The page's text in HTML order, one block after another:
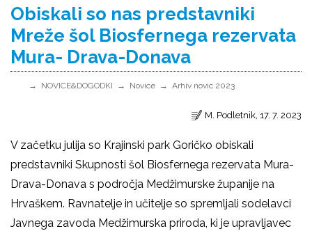
Obiskali so nas predstavniki
Mreže šol Biosfernega rezervata
Mura- Drava-Donava
NOVICE&DOGODKI Novice Arhiv novic 2023
M. Podletnik, 17. 7. 2023
V začetku julija so Krajinski park Goričko obiskali
predstavniki Skupnosti šol Biosfernega rezervata Mura-
Drava-Donava s področja Medžimurske županije na
Hrvaškem. Ravnatelje in učitelje so spremljali sodelavci
Javnega zavoda Medžimurska priroda, ki je upravljavec